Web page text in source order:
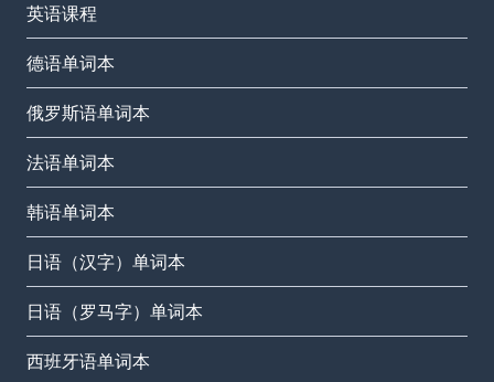
英语课程
德语单词本
俄罗斯语单词本
法语单词本
韩语单词本
日语（汉字）单词本
日语（罗马字）单词本
西班牙语单词本